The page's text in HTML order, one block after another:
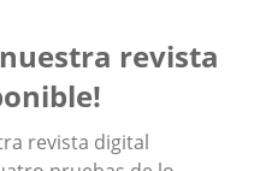
revista
revista digital